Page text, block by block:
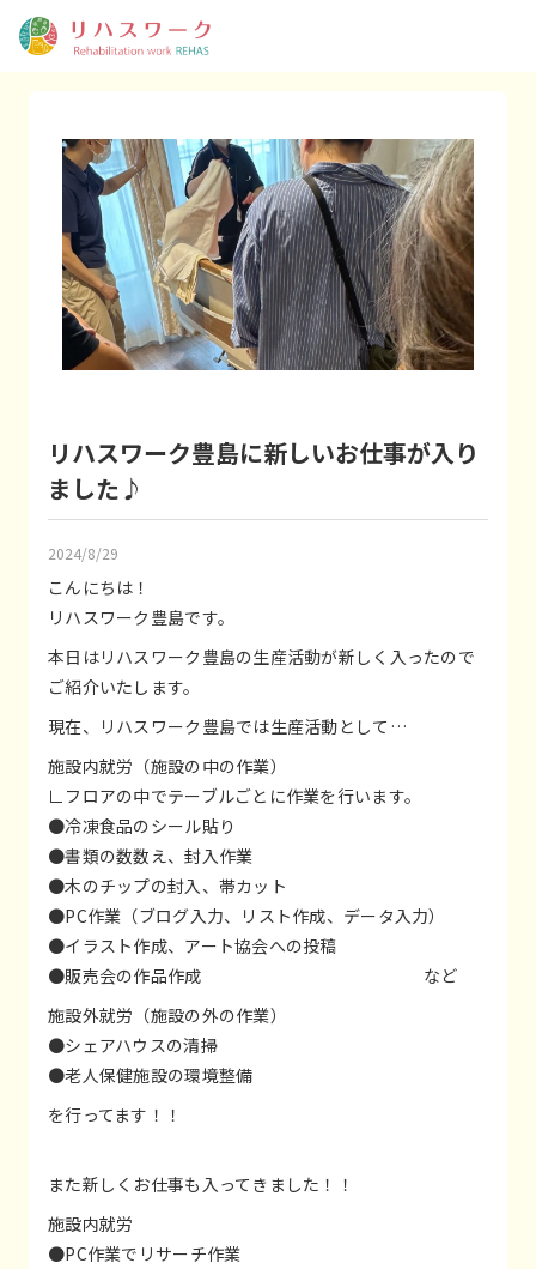
リハスワーク豊島に新しいお仕事が入り
ました♪
2024/8/29
こんにちは！
リハスワーク豊島です。
本日はリハスワーク豊島の生産活動が新しく入ったので
ご紹介いたします。
現在、リハスワーク豊島では生産活動として…
施設内就労（施設の中の作業）
∟フロアの中でテーブルごとに作業を行います。
●冷凍食品のシール貼り
●書類の数数え、封入作業
●木のチップの封入、帯カット
●PC作業（ブログ入力、リスト作成、データ入力）
●イラスト作成、アート協会への投稿
●販売会の作品作成 など
施設外就労（施設の外の作業）
●シェアハウスの清掃
●老人保健施設の環境整備
を行ってます！！
また新しくお仕事も入ってきました！！
施設内就労
●PC作業でリサーチ作業